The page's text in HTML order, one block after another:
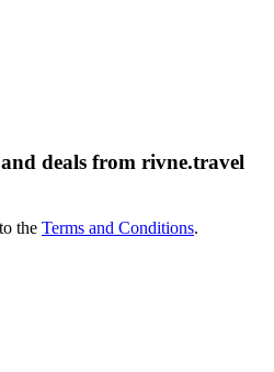
deals from rivne.travel
the Terms and Conditions.